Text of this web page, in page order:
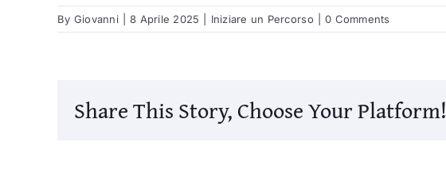
By Giovanni 8 Aprile 2025 Iniziare un Percorso 0 Comments
Share This Story, Choose Your Platform!